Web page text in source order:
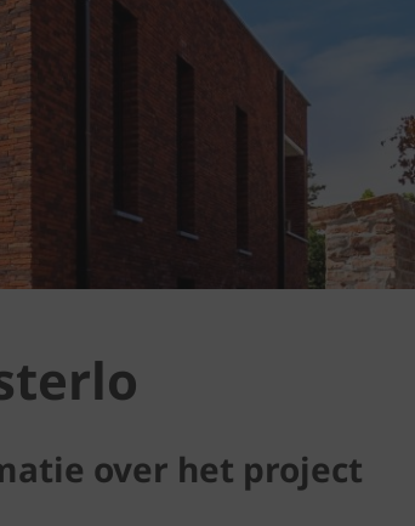
over het project